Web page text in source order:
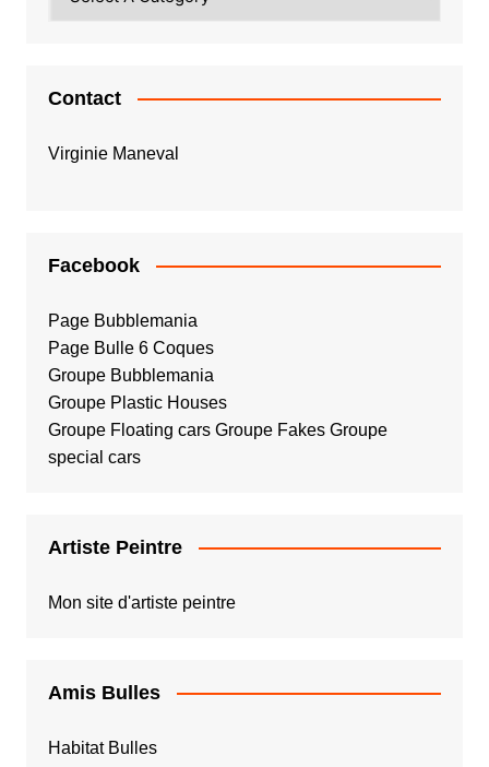
Contact
Virginie Maneval
Facebook
Page Bubblemania
Page Bulle 6 Coques
Groupe Bubblemania
Groupe Plastic Houses
Groupe Floating cars Groupe Fakes Groupe
special cars
Artiste Peintre
Mon site d'artiste peintre
Amis Bulles
Habitat Bulles